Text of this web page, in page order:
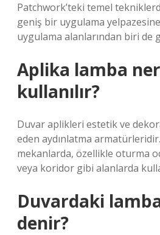
Patchwork’teki temel
geniş bir uygulama
uygulama alanlarından biri de
Aplika lamba
kullanılır?
Duvar aplikleri estetik ve
eden aydınlatma
mekanlarda, özellikle oturma
veya koridor gibi alanlarda
Duvardaki
denir?